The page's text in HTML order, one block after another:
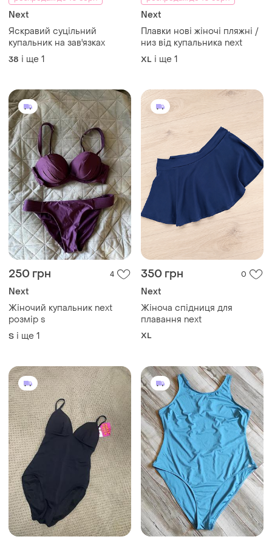
Next
Яскравий суцільний
купальник на зав'язках
38 і ще 1
Next
Плавки нові жіночі пляжні /
низ від купальника next
XL і ще 1
250 грн 4
Next
Жіночий купальник next
розмір s
S і ще 1
350 грн 0
Next
Жіноча спідниця для
плавання next
XL